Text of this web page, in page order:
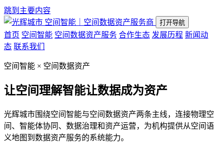
跳到主要内容
空间智能｜空间数据资产服务商
打开导航
首页 空间智能 空间数据资产服务 合作生态 发展历程 新闻动
态 联系我们
空间智能 × 空间数据资产
让空间理解智能让数据成为资产
光辉城市围绕空间智能与空间数据资产两条主线，连接物理空
间、智能体协同、数据治理和资产运营，为机构提供从空间语
义地图到数据资产服务的系统能力。